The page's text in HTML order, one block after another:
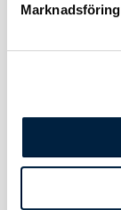
Marknadsföring